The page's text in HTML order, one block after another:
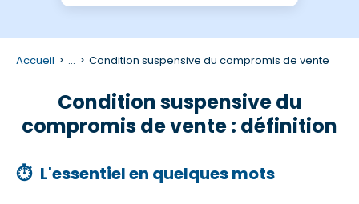
Accueil ... Condition suspensive du compromis de vente
Condition suspensive du
compromis de vente : définition
⏱ L'essentiel en quelques mots